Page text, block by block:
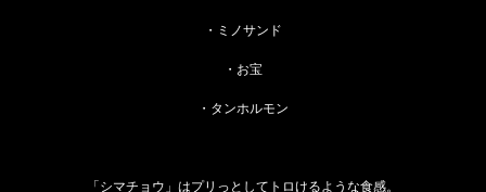
・ミノサンド
・お宝
・タンホルモン
「シマチョウ」はプリっとしてトロけるような食感。